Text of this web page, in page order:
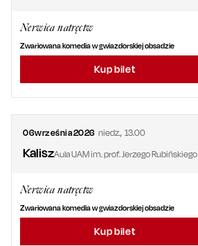
Nerwica natręctw
Zwariowana komedia w gwiazdorskiej obsadzie
Kup bilet
06września2026 niedz., 13.00
KaliszAula UAM im. prof. Jerzego Rubińskiego
Nerwica natręctw
Zwariowana komedia w gwiazdorskiej obsadzie
Kup bilet